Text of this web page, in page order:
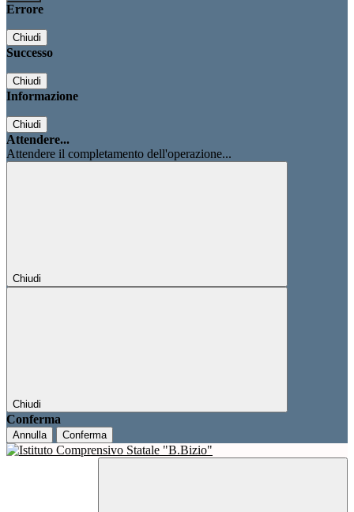
Errore
Chiudi
Successo
Chiudi
Informazione
Chiudi
Attendere...
Attendere il completamento dell'operazione...
Chiudi
Chiudi
Conferma
Annulla Conferma